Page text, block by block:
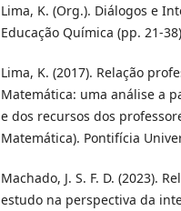
Lima, K. (Org.). Diálogos e
Educação Química (pp. 21-
Lima, K. (2017). Relação
Matemática: uma análise a
e dos recursos dos
Matemática). Pontifícia
Machado, J. S. F. D. (2023).
estudo na perspectiva da